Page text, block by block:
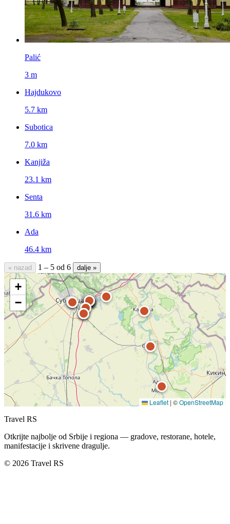
Palić
3 m
Hajdukovo
5.7 km
Subotica
7.0 km
Kanjiža
23.1 km
Senta
31.6 km
Ada
46.4 km
« nazad 1 – 5 od 6 dalje »
+
−
Leaflet | ©OpenStreetMap
Travel RS
Otkrijte najbolje od Srbije i regiona — gradove, restorane, hotele,
manifestacije i skrivene dragulje.
© 2026 Travel RS